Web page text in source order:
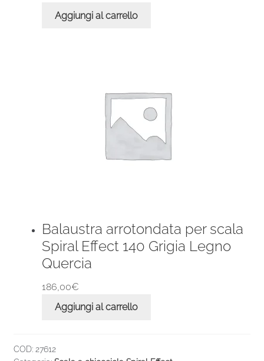
Aggiungi al carrello
Balaustra arrotondata per scala
Spiral Effect 140 Grigia Legno
Quercia
186,00€
Aggiungi al carrello
COD: 27612